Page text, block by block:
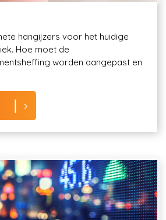
hangijzers voor het huidige
Hoe moet de
worden aangepast en